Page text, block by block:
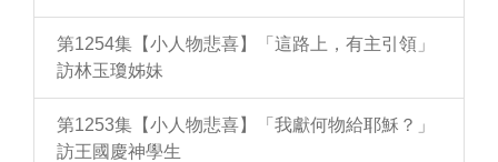
第1254集【小人物悲喜】「這路上，有主引領」
訪林玉瓊姊妹
第1253集【小人物悲喜】「我獻何物給耶穌？」
訪王國慶神學生